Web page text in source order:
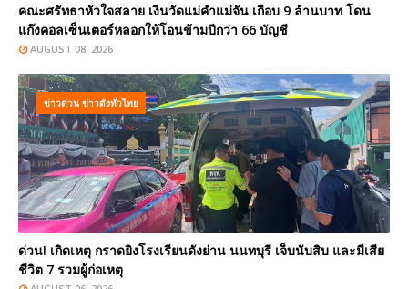
คณะศรัทธาหัวใจสลาย เงินวัดแม่คำแม่จัน เกือบ 9 ล้านบาท โดน
แก๊งคอลเซ็นเตอร์หลอกให้โอนข้ามปีกว่า 66 บัญชี
AUGUST 08, 2026
ข่าวด่วน ข่าวดังทั่วไทย
ด่วน! เกิดเหตุ กราดยิงโรงเรียนดังย่าน นนทบุรี เจ็บนับสิบ และมีเสีย
ชีวิต 7 รวมผู้ก่อเหตุ